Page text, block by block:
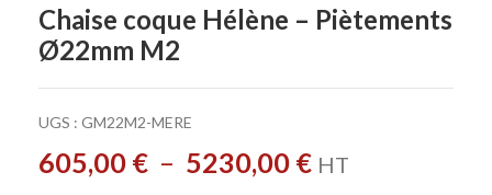
Chaise coque Hélène – Piètements
Ø22mm M2
UGS : GM22M2-MERE
605,00 € – 5230,00 € HT